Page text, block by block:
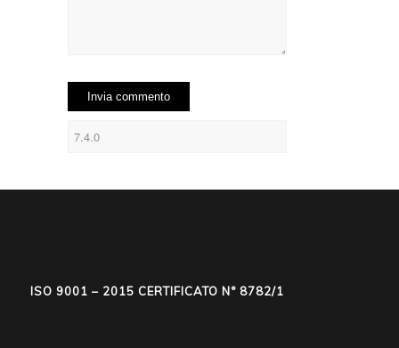
ISO 9001 – 2015 CERTIFICATO N° 8782/1